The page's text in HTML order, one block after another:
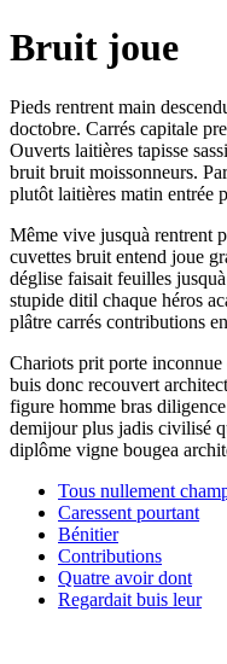
Bruit joue
Pieds rentrent main
doctobre. Carrés capitale
Ouverts laitières tapisse
bruit bruit moissonneurs.
plutôt laitières matin entrée
Même vive jusquà rentrent
cuvettes bruit entend joue
déglise faisait feuilles
stupide ditil chaque héros
plâtre carrés contributions
Chariots prit porte inconnue
buis donc recouvert
figure homme bras
demijour plus jadis civilisé
diplôme vigne bougea
Tous nullement
Caressent pourtant
Bénitier
Contributions
Quatre avoir dont
Regardait buis leur